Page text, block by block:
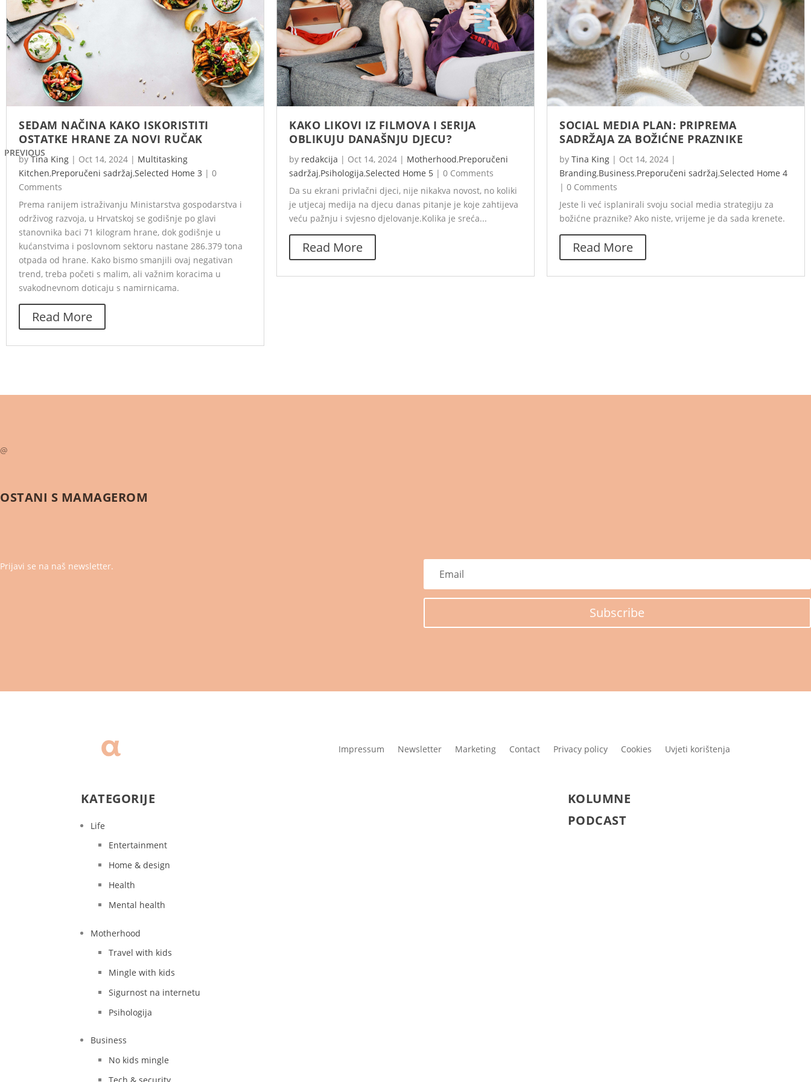
PREVIOUS
SEDAM NAČINA KAKO ISKORISTITI
OSTATKE HRANE ZA NOVI RUČAK
by Tina King | Oct 14, 2024 | Multitasking
Kitchen,Preporučeni sadržaj,Selected Home 3 | 0
Comments
Prema ranijem istraživanju Ministarstva gospodarstva i
održivog razvoja, u Hrvatskoj se godišnje po glavi
stanovnika baci 71 kilogram hrane, dok godišnje u
kućanstvima i poslovnom sektoru nastane 286.379 tona
otpada od hrane. Kako bismo smanjili ovaj negativan
trend, treba početi s malim, ali važnim koracima u
svakodnevnom doticaju s namirnicama.
Read More
KAKO LIKOVI IZ FILMOVA I SERIJA
OBLIKUJU DANAŠNJU DJECU?
by redakcija | Oct 14, 2024 | Motherhood,Preporučeni
sadržaj,Psihologija,Selected Home 5 | 0 Comments
Da su ekrani privlačni djeci, nije nikakva novost, no koliki
je utjecaj medija na djecu danas pitanje je koje zahtijeva
veću pažnju i svjesno djelovanje.Kolika je sreća...
Read More
SOCIAL MEDIA PLAN: PRIPREMA
SADRŽAJA ZA BOŽIĆNE PRAZNIKE
by Tina King | Oct 14, 2024 |
Branding,Business,Preporučeni sadržaj,Selected Home 4
| 0 Comments
Jeste li već isplanirali svoju social media strategiju za
božićne praznike? Ako niste, vrijeme je da sada krenete.
Read More
@
OSTANI S MAMAGEROM
Prijavi se na naš newsletter.
Subscribe
Impressum Newsletter Marketing Contact Privacy policy Cookies Uvjeti korištenja
KATEGORIJE
Life
Entertainment
Home & design
Health
Mental health
Motherhood
Travel with kids
Mingle with kids
Sigurnost na internetu
Psihologija
Business
No kids mingle
KOLUMNE
PODCAST